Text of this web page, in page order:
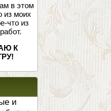
в этом
из моих
что из
К
и